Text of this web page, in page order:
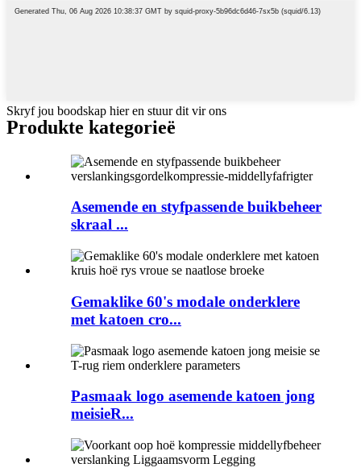
Skryf jou boodskap hier en stuur dit vir ons
Produkte kategorieë
Asemende en styfpassende buikbeheer
skraal ...
Gemaklike 60's modale onderklere
met katoen cro...
Pasmaak logo asemende katoen jong
meisieR...